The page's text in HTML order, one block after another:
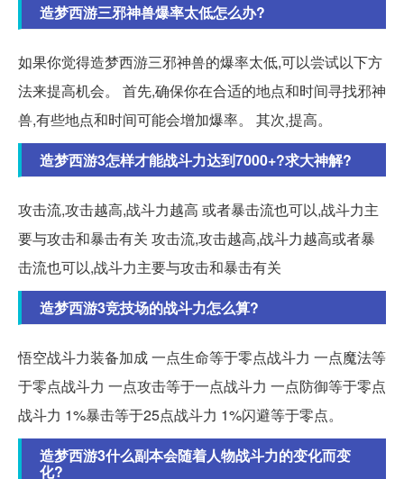
造梦西游三邪神兽爆率太低怎么办?
如果你觉得造梦西游三邪神兽的爆率太低,可以尝试以下方
法来提高机会。 首先,确保你在合适的地点和时间寻找邪神
兽,有些地点和时间可能会增加爆率。 其次,提高。
造梦西游3怎样才能战斗力达到7000+?求大神解?
攻击流,攻击越高,战斗力越高 或者暴击流也可以,战斗力主
要与攻击和暴击有关 攻击流,攻击越高,战斗力越高或者暴
击流也可以,战斗力主要与攻击和暴击有关
造梦西游3竞技场的战斗力怎么算?
悟空战斗力装备加成 一点生命等于零点战斗力 一点魔法等
于零点战斗力 一点攻击等于一点战斗力 一点防御等于零点
战斗力 1%暴击等于25点战斗力 1%闪避等于零点。
造梦西游3什么副本会随着人物战斗力的变化而变
化?